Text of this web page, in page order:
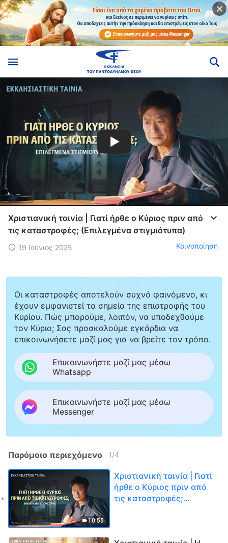
Χριστιανική ταινία | Γιατί ήρθε ο Κύριος πριν από
τις καταστροφές; (Επιλεγμένα στιγμιότυπα)
19 Ιούνιος 2025 Κοινοποίηση
Οι καταστροφές αποτελούν συχνό φαινόμενο, κι
έχουν εμφανιστεί τα σημεία της επιστροφής του
Κυρίου. Πώς μπορούμε, λοιπόν, να υποδεχθούμε
τον Κύριο; Σας προσκαλούμε εγκάρδια να
επικοινωνήσετε μαζί μας για να βρείτε τον τρόπο.
Επικοινωνήστε μαζί μας μέσω
Whatsapp
Επικοινωνήστε μαζί μας μέσω
Messenger
Παρόμοιο περιεχόμενο 1/4
10:55
Χριστιανική ταινία | Γιατί
ήρθε ο Κύριος πριν από
τις καταστροφές;